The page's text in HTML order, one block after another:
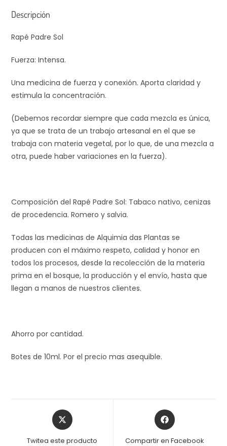
Descripción
Rapé Padre Sol
Fuerza: Intensa.
Una medicina de fuerza y conexión. Aporta claridad y
estimula la concentración.
(Debemos recordar siempre que cada mezcla es única,
ya que se trata de un trabajo artesanal en el que se
trabaja con materia vegetal, por lo que, de una mezcla a
otra, puede haber variaciones en la fuerza).
Composición del Rapé Padre Sol: Tabaco nativo, cenizas
de procedencia. Romero y salvia.
Todas las medicinas de Alquimia das Plantas se
producen con el máximo respeto, calidad y honor en
todos los procesos, desde la recolección de la materia
prima en el bosque, la producción y el envío, hasta que
llegan a manos de nuestros clientes.
Ahorro por cantidad.
Botes de 10ml. Por el precio mas asequible.
Twitea este producto Compartir en Facebook